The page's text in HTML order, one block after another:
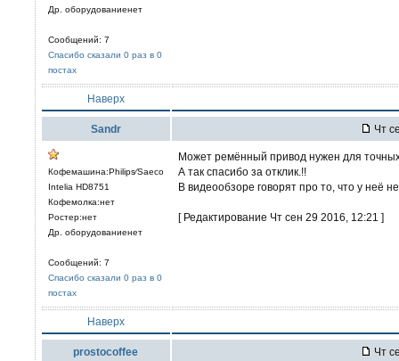
Др. оборудованиенет
Сообщений: 7
Спасибо сказали 0 раз в 0
постах
Наверх
Sandr Чт
Кофемашина:Philips⁄Saeco
Intelia HD8751
Кофемолка:нет
Ростер:нет
Др. оборудованиенет
Сообщений: 7
Спасибо сказали 0 раз в 0
постах
Может ремённый привод нужен для
А так спасибо за отклик.!!
В видеообзоре говорят про то, что у неё
[ Редактирование Чт сен 29 2016, 12:21 ]
Наверх
prostocoffee Чт